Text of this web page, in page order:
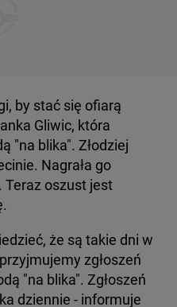
by stać się ofiarą
Gliwic, która
"na blika". Złodziej
Nagrała go
Teraz oszust jest
że są takie dni w
zgłoszeń
"na blika". Zgłoszeń
dziennie - informuje